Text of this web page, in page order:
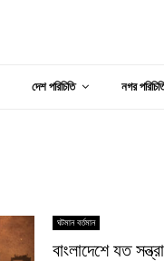
দেশ পরিচিতি নগর
ঘটমান বর্তমান
বাংলাদেশে যত